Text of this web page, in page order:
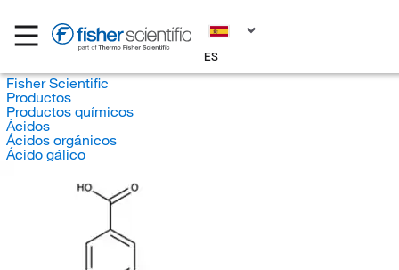
ES
Fisher Scientific
Productos
Productos químicos
Ácidos
Ácidos orgánicos
Ácido gálico